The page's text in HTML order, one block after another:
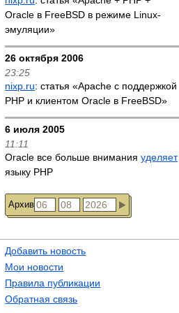
Oracle в FreeBSD в режиме Linux-
эмуляции»
26 октября 2006
23:25
nixp.ru: статья «Apache с поддержкой
PHP и клиентом Oracle в FreeBSD»
6 июля 2005
11:11
Oracle все больше вниманияуделяет
языку PHP
Архив
Добавить новость
Мои новости
Правила публикации
Обратная связь